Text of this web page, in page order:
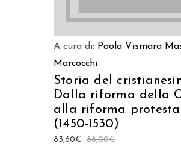
A cura di: Paola Vismara
Marcocchi
Storia del
Dalla riforma della
alla riforma
(1450-1530)
88,00€
83,60€